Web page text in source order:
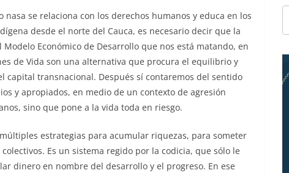
se relaciona con los derechos humanos y educa en los
desde el norte del Cauca, es necesario decir que la
Económico de Desarrollo que nos está matando, en
de Vida son una alternativa que procura el equilibrio y
capital transnacional. Después sí contaremos del sentido
y apropiados, en medio de un contexto de agresión
sino que pone a la vida toda en riesgo.
estrategias para acumular riquezas, para someter
Es un sistema regido por la codicia, que sólo le
dinero en nombre del desarrollo y el progreso. En ese